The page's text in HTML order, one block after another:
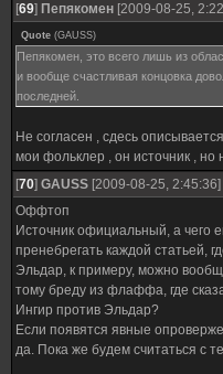
[69] Пепякомен [2009-08-25,
Quote (GAUSS)
Пепякомен, это всего лишь из
и вообще счастливая концовка
последней.
Не согласен , сдесь
мои фольклер , он источник , но
[70] GAUSS [2009-08-25, 2:45:36]
Оффтоп
Источник официальный, а чего
пренебрегать каждой статьей,
Эльдар, к примеру, можно
тому бреду из флаффа, где
Ингир против Эльдар?
Если появятся явные
да. Пока же будем считаться с